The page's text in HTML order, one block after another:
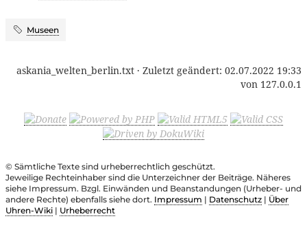
Museen
askania_welten_berlin.txt · Zuletzt geändert: 02.07.2022 19:33
von 127.0.0.1
© Sämtliche Texte sind urheberrechtlich geschützt.
Jeweilige Rechteinhaber sind die Unterzeichner der Beiträge. Näheres
siehe Impressum. Bzgl. Einwänden und Beanstandungen (Urheber- und
andere Rechte) ebenfalls siehe dort. Impressum | Datenschutz | Über
Uhren-Wiki | Urheberrecht